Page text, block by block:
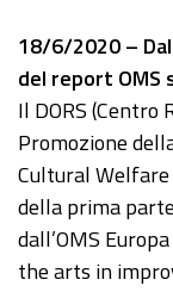
18/6/2020 – Dal
del report OMS
Il DORS (Centro
Promozione
Cultural Welfare
della prima
dall’OMS
the arts in